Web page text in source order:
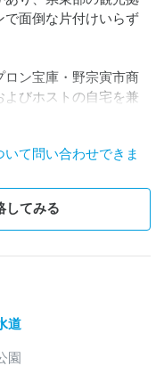
で面倒な片付けいらず
ロン宝庫・野宗寅市商
よびホストの自宅を兼
て問い合わせできま
してみる
道
園